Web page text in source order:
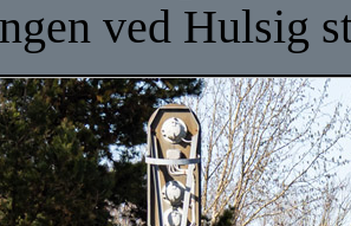
ved Hulsig